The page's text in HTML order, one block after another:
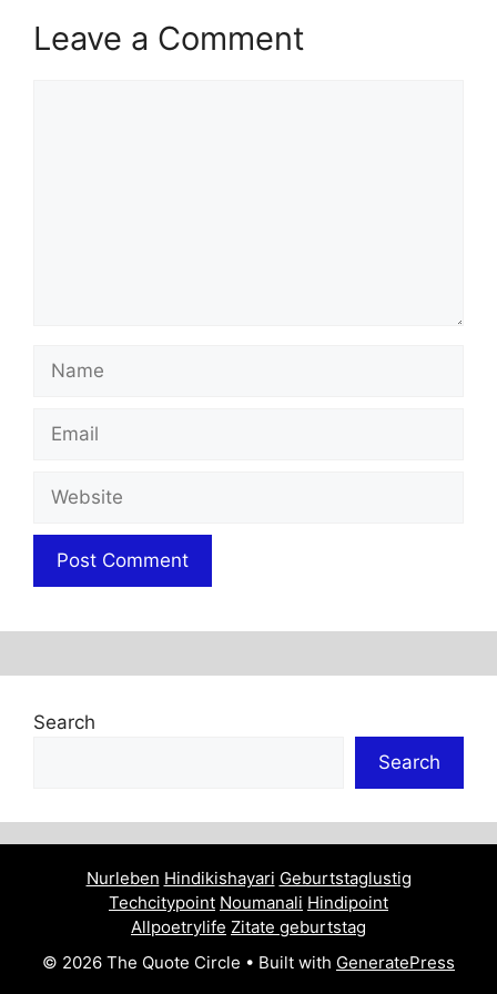
Leave a Comment
Search
Search
Nurleben Hindikishayari Geburtstaglustig
Techcitypoint Noumanali Hindipoint
Allpoetrylife Zitate geburtstag
© 2026 The Quote Circle • Built with GeneratePress